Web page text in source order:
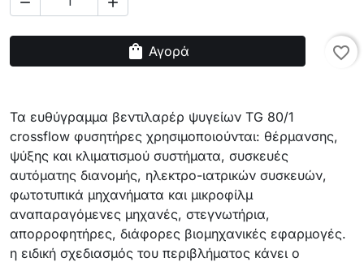
shopping_bag Αγορά favorite_border
Τα ευθύγραμμα βεντιλαρέρ ψυγείων TG 80/1
crossflow φυσητήρες χρησιμοποιούνται: θέρμανσης,
ψύξης και κλιματισμού συστήματα, συσκευές
αυτόματης διανομής, ηλεκτρο-ιατρικών συσκευών,
φωτοτυπικά μηχανήματα και μικροφίλμ
αναπαραγόμενες μηχανές, στεγνωτήρια,
απορροφητήρες, διάφορες βιομηχανικές εφαρμογές.
η ειδική σχεδιασμός του περιβλήματος κάνει ο